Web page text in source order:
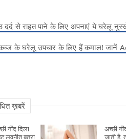
दर्द से राहत पाने के लिए अपनाएं ये घरेलू
के घरेलू उपचार के लिए हैं कमाल! जानें
ख़बरें
नींद दिला
लवनीत बत्रा
अच्छी
जाती है,